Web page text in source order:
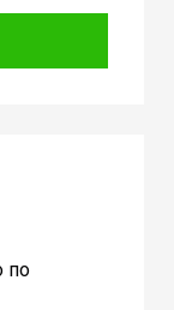
по